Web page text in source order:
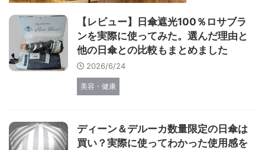
【レビュー】日傘遮光100％ロサブラ
ンを実際に使ってみた。選んだ理由と
他の日傘との比較もまとめました
2026/6/24
美容・健康
ディーン＆デルーカ数量限定の日傘は
買い？実際に使ってわかった使用感を